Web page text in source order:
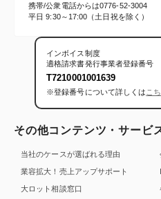
携帯/公衆電話からは0776-52-3004
平日 9:30～17:00（土日祝を除く）
インボイス制度
適格請求書発行事業者登録番号
T7210001001639
※登録番号について詳しくは こ
その他コンテンツ・サービ
当社のケースが選ばれる理由
業容拡大！売上アップサポート
大ロット相談窓口